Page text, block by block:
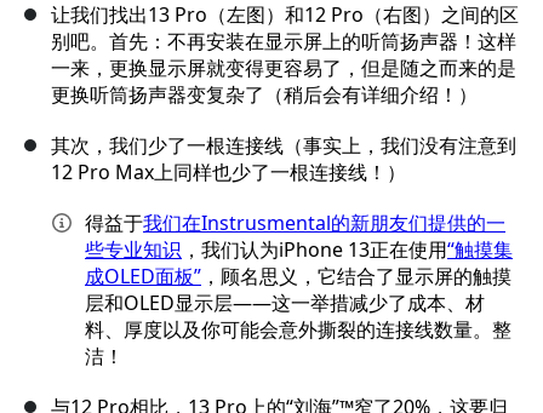
让我们找出13 Pro（左图）和12 Pro（右图）之间的区
别吧。首先：不再安装在显示屏上的听筒扬声器！这样
一来，更换显示屏就变得更容易了，但是随之而来的是
更换听筒扬声器变复杂了（稍后会有详细介绍！）
其次，我们少了一根连接线（事实上，我们没有注意到
12 Pro Max上同样也少了一根连接线！）
得益于我们在Instrusmental的新朋友们提供的一
些专业知识 ，我们认为iPhone 13正在使用“触摸集
成OLED面板” ，顾名思义，它结合了显示屏的触摸
层和OLED显示层——这一举措减少了成本、材
料、厚度以及你可能会意外撕裂的连接线数量。整
洁！
与12 Pro相比，13 Pro上的“刘海”™窄了20%，这要归